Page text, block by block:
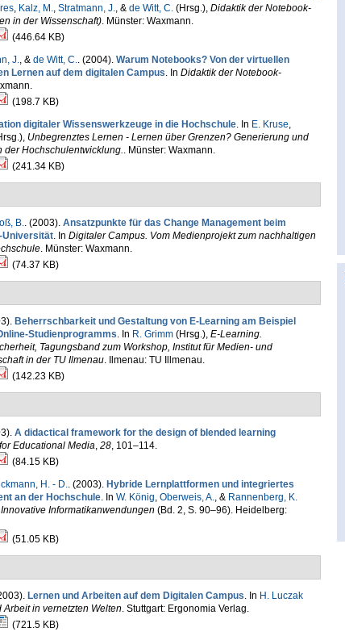
, Kalz, M., Stratmann, J., & de Witt, C.(Hrsg.), Didaktik der Notebook-
in der Wissenschaft). Münster: Waxmann.
(446.64 KB)
J., & de Witt, C.. (2004). Warum Notebooks? Von der virtuellen
Lernen auf dem digitalen Campus. In Didaktik der Notebook-
(198.7 KB)
digitaler Wissenswerkzeuge in die Hochschule. In E. Kruse,
, Unbegrenztes Lernen - Lernen über Grenzen? Generierung und
der Hochschulentwicklung.. Münster: Waxmann.
(241.34 KB)
B.. (2003). Ansatzpunkte für das Change Management beim
Universität. In Digitaler Campus. Vom Medienprojekt zum nachhaltigen
. Münster: Waxmann.
(74.37 KB)
Beherrschbarkeit und Gestaltung von E-Learning am Beispiel
Studienprogramms. In R. Grimm(Hrsg.), E-Learning.
Tagungsband zum Workshop, Institut für Medien- und
in der TU Ilmenau. Ilmenau: TU Illmenau.
(142.23 KB)
A didactical framework for the design of blended learning
Educational Media, 28, 101–114.
(84.15 KB)
H. - D.. (2003). Hybride Lernplattformen und integriertes
an der Hochschule. In W. König, Oberweis, A., & Rannenberg, K.
Informatikanwendungen (Bd. 2, S. 90–96). Heidelberg:
(51.05 KB)
Lernen und Arbeiten auf dem Digitalen Campus. In H. Luczak
in vernetzten Welten. Stuttgart: Ergonomia Verlag.
(721.5 KB)